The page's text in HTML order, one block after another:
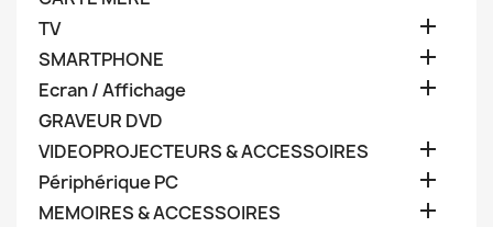
TV

SMARTPHONE 
Ecran / Affichage 
GRAVEUR DVD
VIDEOPROJECTEURS & ACCESSOIRES

Périphérique PC 
MEMOIRES & ACCESSOIRES 